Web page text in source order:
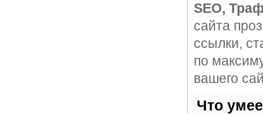
SEO,
сайта
ссылки,
по
вашего
Что